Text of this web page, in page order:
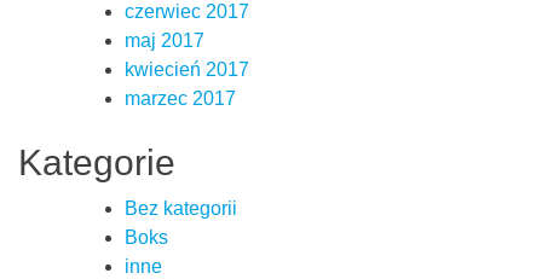
czerwiec 2017
maj 2017
kwiecień 2017
marzec 2017
Kategorie
Bez kategorii
Boks
inne